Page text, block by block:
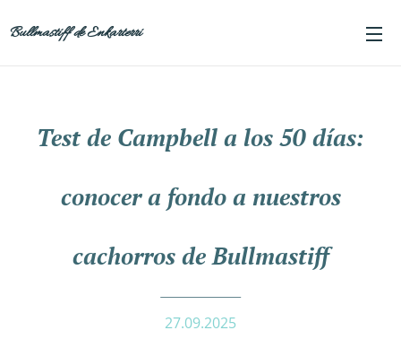
Bullmastiff de Enkarterri
Test de Campbell a los 50 días:
conocer a fondo a nuestros
cachorros de Bullmastiff
27.09.2025